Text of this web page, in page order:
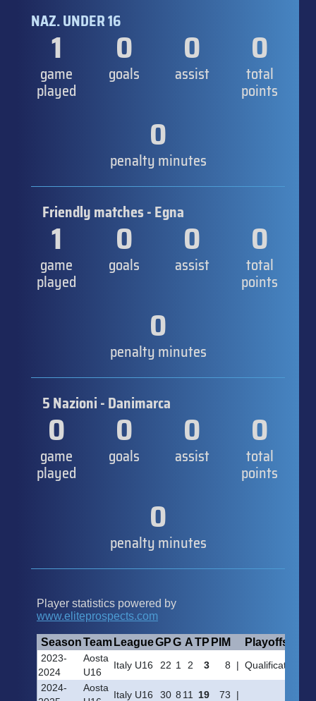
NAZ. UNDER 16
1
game
played
0
goals
0
assist
0
total
points
0
penalty minutes
Friendly matches - Egna
1
game
played
0
goals
0
assist
0
total
points
0
penalty minutes
5 Nazioni - Danimarca
0
game
played
0
goals
0
assist
0
total
points
0
penalty minutes